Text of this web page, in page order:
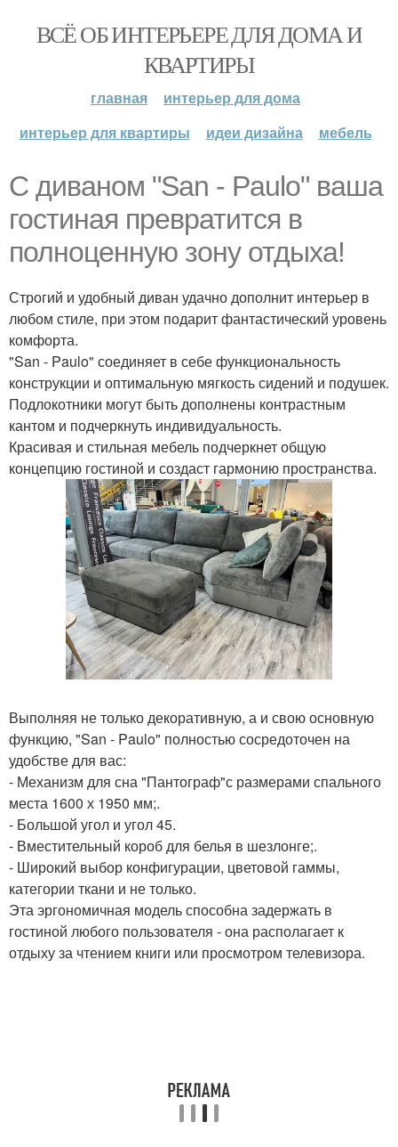
ВСЁ ОБ ИНТЕРЬЕРЕ ДЛЯ ДОМА И
КВАРТИРЫ
главная
интерьер для дома
интерьер для квартиры
идеи дизайна мебель
С диваном "San - Paulo" ваша
гостиная превратится в
полноценную зону отдыха!
Строгий и удобный диван удачно дополнит интерьер в
любом стиле, при этом подарит фантастический уровень
комфорта.
"San - Paulo" соединяет в себе функциональность
конструкции и оптимальную мягкость сидений и подушек.
Подлокотники могут быть дополнены контрастным
кантом и подчеркнуть индивидуальность.
Красивая и стильная мебель подчеркнет общую
концепцию гостиной и создаст гармонию пространства.
Выполняя не только декоративную, а и свою основную
функцию, "San - Paulo" полностью сосредоточен на
удобстве для вас:
- Механизм для сна "Пантограф"с размерами спального
места 1600 х 1950 мм;.
- Большой угол и угол 45.
- Вместительный короб для белья в шезлонге;.
- Широкий выбор конфигурации, цветовой гаммы,
категории ткани и не только.
Эта эргономичная модель способна задержать в
гостиной любого пользователя - она располагает к
отдыху за чтением книги или просмотром телевизора.